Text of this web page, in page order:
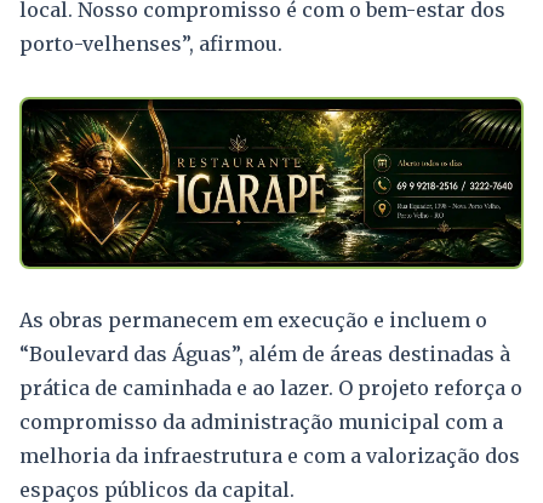
local. Nosso compromisso é com o bem-estar dos
porto-velhenses”, afirmou.
As obras permanecem em execução e incluem o
“Boulevard das Águas”, além de áreas destinadas à
prática de caminhada e ao lazer. O projeto reforça o
compromisso da administração municipal com a
melhoria da infraestrutura e com a valorização dos
espaços públicos da capital.